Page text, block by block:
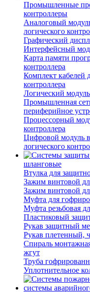
Промышленные
контроллеры
Аналоговый
логического
Графический
Интерфейсный
Карта памяти
контроллера
Комплект кабелей
контроллера
Логический модуль
Промышленная
периферийное
Процессорный
контроллера
Цифровой модуль
логического
шланговые
Втулка для
Зажим винтовой
Зажим винтовой
Муфта для
Муфта резьбовая
Пластиковый
Рукав защитный
Рукав плетенный,
Спираль
жгут
Труба
Уплотнительное